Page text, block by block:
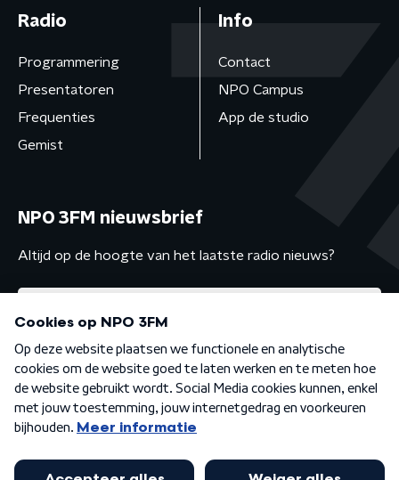
Radio
Programmering
Presentatoren
Frequenties
Gemist
Info
Contact
NPO Campus
App de studio
NPO 3FM nieuwsbrief
Altijd op de hoogte van het laatste radio nieuws?
Algemene voorwaarden Privacybeleid